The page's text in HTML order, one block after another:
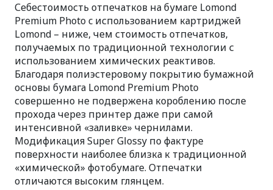
Себестоимость отпечатков на бумаге Lomond
Premium Photo c использованием картриджей
Lomond – ниже, чем стоимость отпечатков,
получаемых по традиционной технологии с
использованием химических реактивов.
Благодаря полиэстеровому покрытию бумажной
основы бумага Lomond Premium Photo
совершенно не подвержена короблению после
прохода через принтер даже при самой
интенсивной «заливке» чернилами.
Модификация Super Glossy по фактуре
поверхности наиболее близка к традиционной
«химической» фотобумаге. Отпечатки
отличаются высоким глянцем.